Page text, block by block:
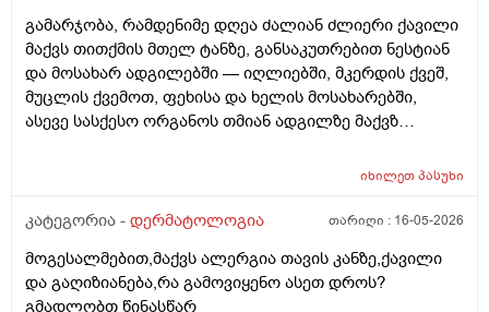
გამარჯობა, რამდენიმე დღეა ძალიან ძლიერი ქავილი
მაქვს თითქმის მთელ ტანზე, განსაკუთრებით ნესტიან
და მოსახარ ადგილებში — იღლიებში, მკერდის ქვეშ,
მუცლის ქვემოთ, ფეხისა და ხელის მოსახარებში,
ასევე სასქესო ორგანოს თმიან ადგილზე მაქვზ
გაღიზიანება თავზე და ყურებში. ქავილი ზოგჯერ
მაინტერესებს, რისი ბრალი შეიძლება იყოს და რას
მაინც ბრუნდება დროდადრო
იხილეთპასუხი
კატეგორია - დერმატოლოგია თარიღი : 16-05-2026
მოგესალმებით,მაქვს ალერგია თავის კანზე,ქავილი
და გაღიზიანება,რა გამოვიყენო ასეთ დროს?
გმადლობთ წინასწარ